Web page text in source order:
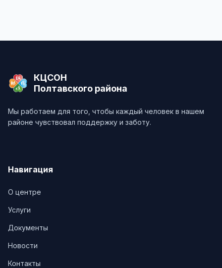
КЦСОН
Полтавского района
Мы работаем для того, чтобы каждый человек в нашем
районе чувствовал поддержку и заботу.
Навигация
О центре
Услуги
Документы
Новости
Контакты